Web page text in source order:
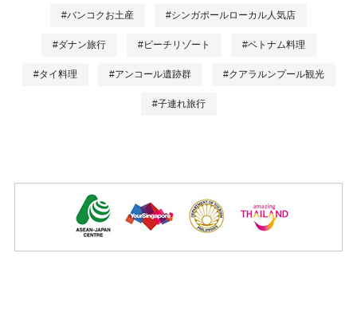
#バンコクお土産 #シンガポールローカル人気店
#ダナン旅行 #ビーチリゾート #ベトナム料理
#タイ料理 #アンコール遺跡群 #クアラルンプール観光
#子連れ旅行